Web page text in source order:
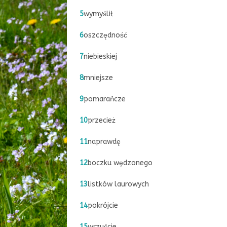
5wymyślił
6oszczędność
7niebieskiej
8mniejsze
9pomarańcze
10przecież
11naprawdę
12boczku wędzonego
13listków laurowych
14pokrójcie